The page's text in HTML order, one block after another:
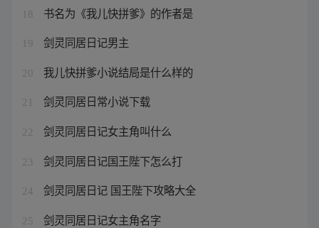
18 书名为《我儿快拼爹》的作者是
19 剑灵同居日记男主
20 我儿快拼爹小说结局是什么样的
21 剑灵同居日常小说下载
22 剑灵同居日记女主角叫什么
23 剑灵同居日记国王陛下怎么打
24 剑灵同居日记 国王陛下攻略大全
25 剑灵同居日记女主角名字